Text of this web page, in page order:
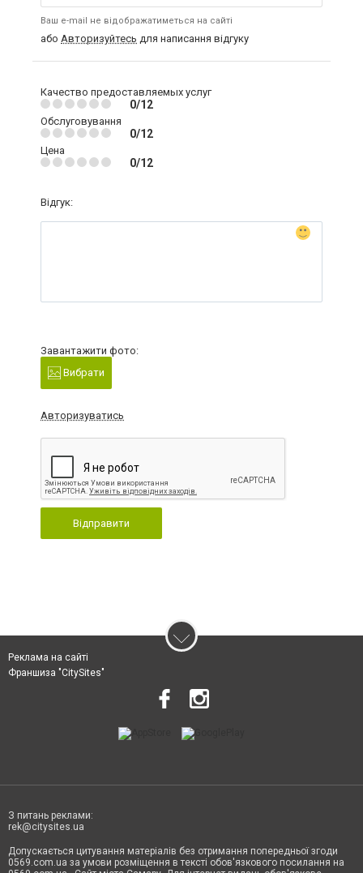
Ваш e-mail не відображатиметься на сайті
або Авторизуйтесь для написання відгуку
Качество предоставляемых услуг
0/12
Обслуговування
0/12
Цена
0/12
Відгук:
Завантажити фото:
Вибрати
Авторизуватись
Відправити
Реклама на сайті
Франшиза "CitySites"
З питань реклами:
rek@citysites.ua
Допускається цитування матеріалів без отримання попередньої згоди
0569.com.ua за умови розміщення в тексті обов'язкового посилання на